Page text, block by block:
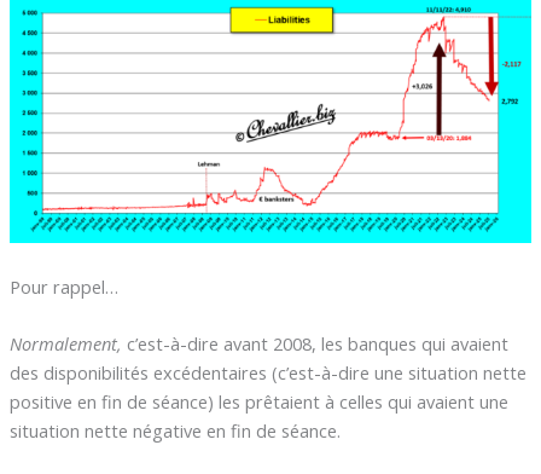
Pour rappel…
Normalement, c’est-à-dire avant 2008, les banques qui avaient
des disponibilités excédentaires (c’est-à-dire une situation nette
positive en fin de séance) les prêtaient à celles qui avaient une
situation nette négative en fin de séance.